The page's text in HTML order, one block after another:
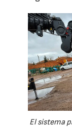
El sistema